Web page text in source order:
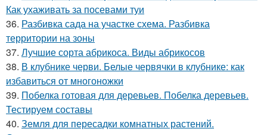
Как ухаживать за посевами туи
36. Разбивка сада на участке схема. Разбивка
территории на зоны
37. Лучшие сорта абрикоса. Виды абрикосов
38. В клубнике черви. Белые червячки в клубнике: как
избавиться от многоножки
39. Побелка готовая для деревьев. Побелка деревьев.
Тестируем составы
40. Земля для пересадки комнатных растений.